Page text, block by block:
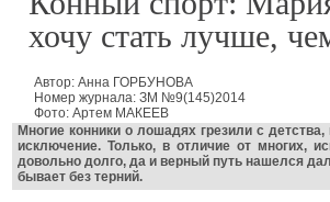
хочу стать лучше,
Автор: Анна ГОРБУНОВА
Номер журнала: ЗМ №9(145)2014
Фото: Артем МАКЕЕВ
Многие конники о лошадях грезили с
исключение. Только, в отличие от многих,
довольно долго, да и верный путь нашелся
бывает без терний.